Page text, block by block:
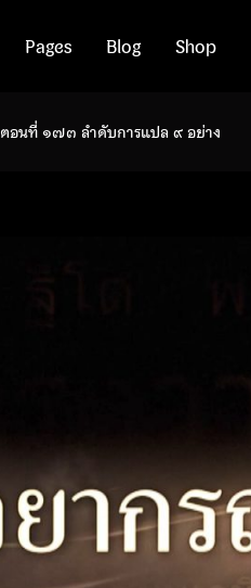
Pages Blog Shop
ตอนที่ ๑๗๓ ลำดับการแปล ๙ อย่าง